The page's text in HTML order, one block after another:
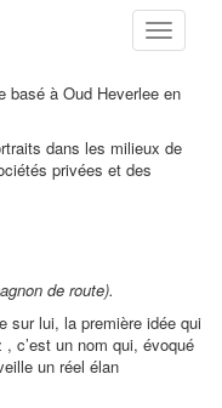
Toggle
basé à Oud Heverlee en
dans les milieux de
privées et des
de route).
sur lui, la première idée qui
c’est un nom qui, évoqué
un réel élan